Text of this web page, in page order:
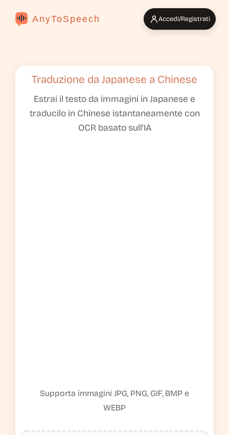
AnyToSpeech Accedi/Registrati
Traduzione da Japanese a Chinese
Estrai il testo da immagini in Japanese e
traducilo in Chinese istantaneamente con
OCR basato sull'IA
Supporta immagini JPG, PNG, GIF, BMP e
WEBP